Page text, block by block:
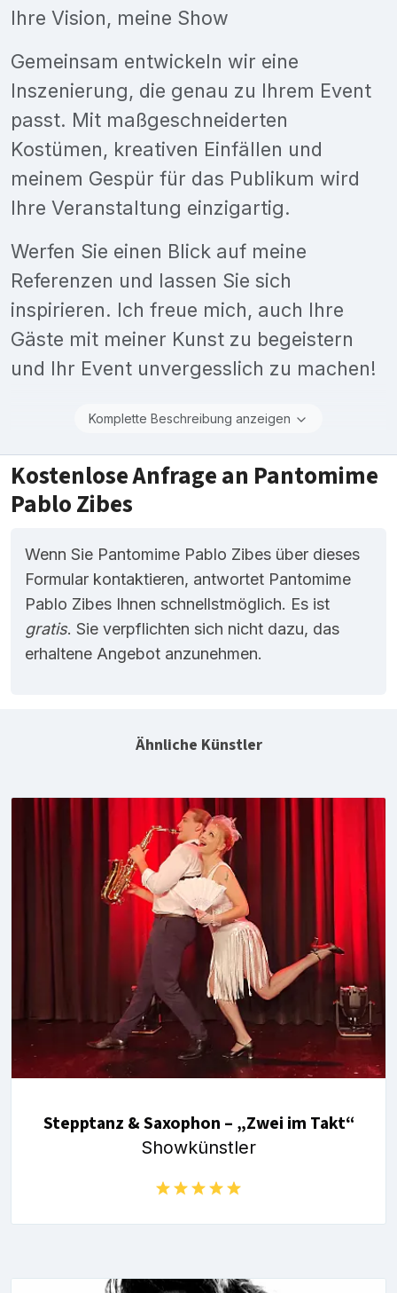
Ihre Vision, meine Show
Gemeinsam entwickeln wir eine
Inszenierung, die genau zu Ihrem Event
passt. Mit maßgeschneiderten
Kostümen, kreativen Einfällen und
meinem Gespür für das Publikum wird
Ihre Veranstaltung einzigartig.
Werfen Sie einen Blick auf meine
Referenzen und lassen Sie sich
inspirieren. Ich freue mich, auch Ihre
Gäste mit meiner Kunst zu begeistern
und Ihr Event unvergesslich zu machen!
Komplette Beschreibung anzeigen
Kostenlose Anfrage an Pantomime
Pablo Zibes
Wenn Sie Pantomime Pablo Zibes über dieses
Formular kontaktieren, antwortet Pantomime
Pablo Zibes Ihnen schnellstmöglich. Es ist
gratis. Sie verpflichten sich nicht dazu, das
erhaltene Angebot anzunehmen.
Ähnliche Künstler
Stepptanz & Saxophon – „Zwei im Takt“
Showkünstler